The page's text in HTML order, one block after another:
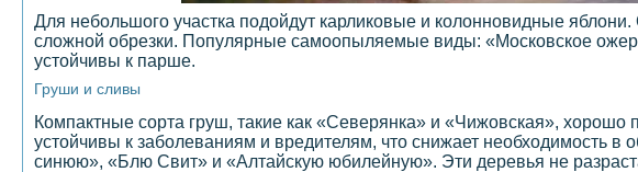
Для небольшого участка подойдут карликовые и колонновидные
сложной обрезки. Популярные самоопыляемые виды: «Московское
устойчивы к парше.
Груши и сливы
Компактные сорта груш, такие как «Северянка» и «Чижовская»,
устойчивы к заболеваниям и вредителям, что снижает необходимость
синюю», «Блю Свит» и «Алтайскую юбилейную». Эти деревья не